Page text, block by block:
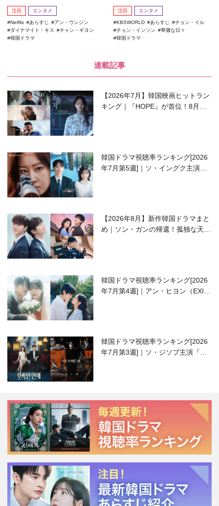
注目 エンタメ
Netflix あらすじ
アン・ウンジン
ダイナマイト・キス
チャン・ギヨン
韓国ドラマ
注目 エンタメ
KBSWORLD あらすじ
チョン・イル
チョン・インソン
華麗な日々
韓国ドラマ
連載記事
【2026年7月】韓国映画ヒットラン
キング｜『HOPE』が首位！8月公
韓国ドラマ視聴率ランキング[2026
年7月第5週]｜ソ・イングク主演の
【2026年8月】新作韓国ドラマまと
め｜ソン・ガンの帰還！孤独な天才
韓国ドラマ視聴率ランキング[2026
年7月第4週]｜アン・ヒヨン（EXID
韓国ドラマ視聴率ランキング[2026
年7月第3週]｜ソ・ジソブ主演『エ